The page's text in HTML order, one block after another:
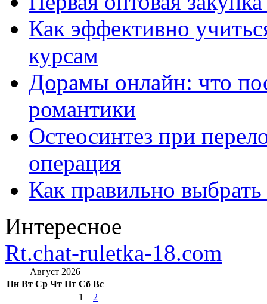
Как эффективно
курсам
Дорамы онлайн: что
романтики
Остеосинтез при
операция
Как правильно
Интересное
Rt.chat-ruletka-18.com
Август 2026
Пн Вт Ср Чт Пт Сб Вс
1
2